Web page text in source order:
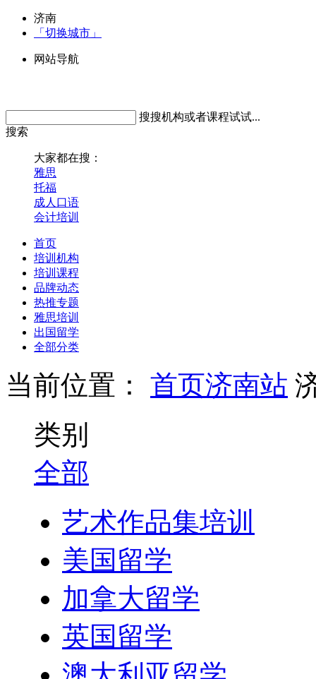
济南
「切换城市」
网站导航
搜搜机构或者课程试试...
搜索
大家都在搜：
雅思
托福
成人口语
会计培训
首页
培训机构
培训课程
品牌动态
热推专题
雅思培训
出国留学
全部分类
当前位置： 首页济南站
类别
全部
艺术作品集培训
美国留学
加拿大留学
英国留学